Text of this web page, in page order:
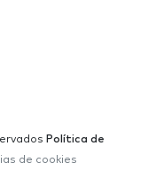
Política de
de cookies